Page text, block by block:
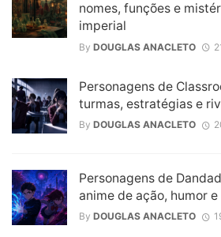
nomes, funções e
imperial
By DOUGLAS ANACLETO
Personagens de
turmas, estratégias e
By DOUGLAS ANACLETO
Personagens de
anime de ação, humor
By DOUGLAS ANACLETO